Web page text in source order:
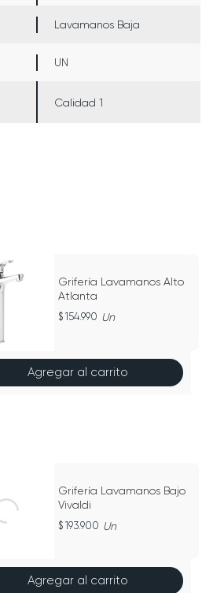
Lavamanos Baja
UN
Calidad 1
Grifería Lavamanos Alto
Atlanta
154.990 Un
Agregar al carrito
Grifería Lavamanos Bajo
Vivaldi
193.900 Un
Agregar al carrito